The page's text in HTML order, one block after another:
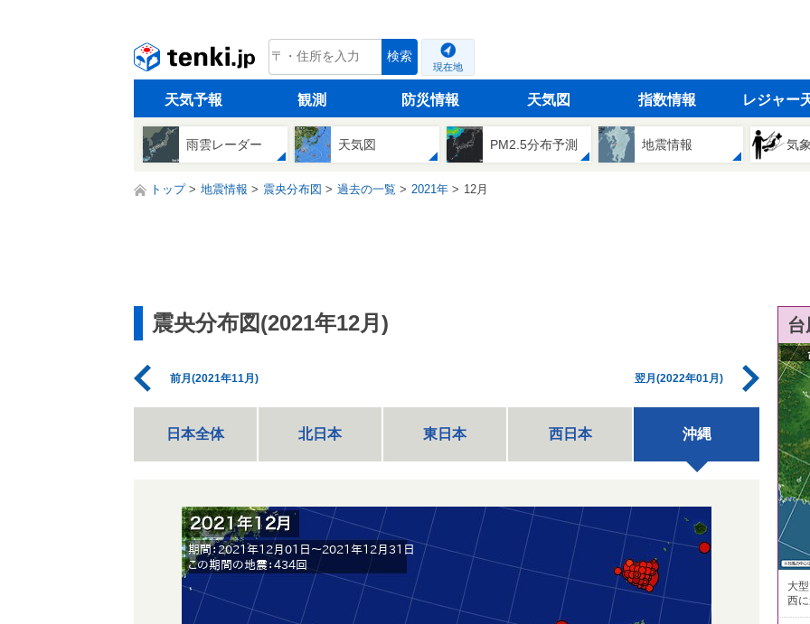
tenki.jp 検索
現在地
天気予報 観測 防災情報 天気図 指数情報 レジャー
雨雲レーダー 天気図 PM2.5分布予測 地震情報 気
トップ 地震情報 震央分布図 過去の一覧 2021年 12月
震央分布図(2021年12月)
前月(2021年11月) 翌月(2022年01月)
日本全体 北日本 東日本 西日本 沖縄
大
西